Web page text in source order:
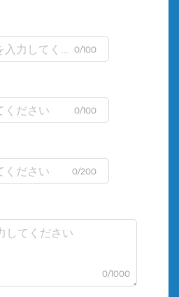
0/100
0/100
0/200
0/1000